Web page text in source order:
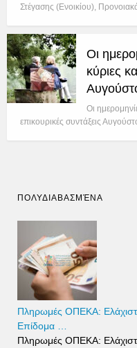
Στέγασης (Ενοικίου),
Οι
κύριες
Οι
επικουρικές συντάξεις
ΠΟΛΥΔΙΑΒΑΣΜΈΝΑ
Πληρωμές ΟΠΕΚΑ:
Επίδομα …
Πληρωμές ΟΠΕΚΑ: